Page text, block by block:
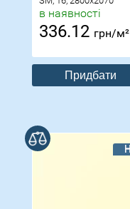
в наявності
336.12 грн/м²
Придбати